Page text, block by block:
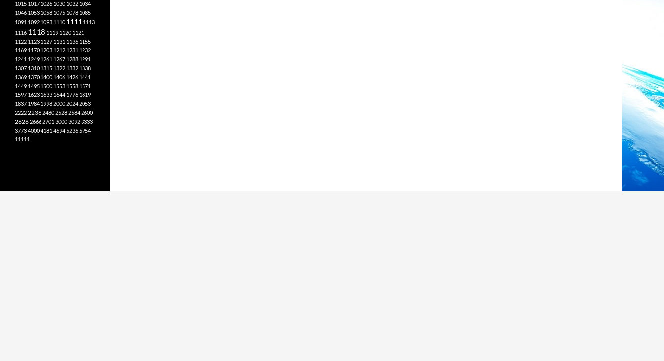
1015 1017 1026 1030 1032 1034
1046 1053 1058 1075 1078 1085
1091 1092 1093 1110 1111 1113
1116 1118 1119 1120 1121
1122 1123 1127 1131 1136 1155
1169 1170 1203 1212 1231 1232
1241 1249 1261 1267 1288 1291
1307 1310 1315 1322 1332 1338
1369 1370 1400 1406 1426 1441
1449 1495 1500 1553 1558 1571
1597 1623 1633 1644 1776 1819
1837 1984 1998 2000 2024 2053
2222 2236 2480 2528 2584 2600
2626 2666 2701 300030923333
377340004181 4694 5236 5954
11111